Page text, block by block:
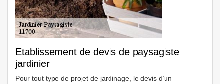
Etablissement de devis de paysagiste
jardinier
Pour tout type de projet de jardinage, le devis d’un